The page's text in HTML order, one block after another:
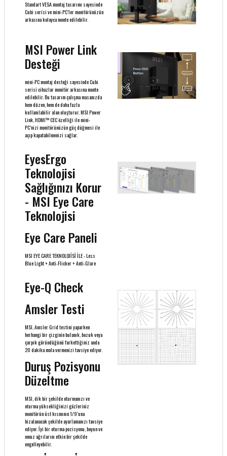
Standart VESA montaj tasarımı sayesinde
Cubi serisi ve mini-PC’ler monitörünüzün
arkasına kolayca monte edilebilir.
MSI Power Link
Desteği
mini-PC montaj desteği sayesinde Cubi
serisi cihazlar monitör arkasına monte
edilebilir. Bu tasarım çalışma masanızda
hem düzen, hem de daha fazla
kullanılabilir alan oluşturur. MSI Power
Link, HDMI™ CEC özelliği ile mini-
PC’nizi monitörünüzün güç düğmesi ile
açıp kapatabilmenizi sağlar.
EyesErgo
Teknolojisi
Sağlığınızı Korur
- MSI Eye Care
Teknolojisi
Eye Care Paneli
MSI EYE CARE TEKNOLOJİSİ İLE - Less
Blue Light + Anti-Flicker + Anti-Glare
Eye-Q Check
Amsler Testi
MSI, Amsler Grid testini yaparken
herhangi bir çizginin bulanık, bozuk veya
çarpık göründüğünü farkettiğiniz anda
20 dakika mola vermenizi tavsiye ediyor.
Duruş Pozisyonu
Düzeltme
MSI, dik bir şekilde oturmanızı ve
oturma yüksekliğinizi gözleriniz
monitörün üst kısmının 1/9’una
hizalanacak şekilde ayarlamanızı tavsiye
ediyor. İyi bir oturma pozisyonu, boyun ve
omuz ağrılarını etkin bir şekilde
engelleyebilir.